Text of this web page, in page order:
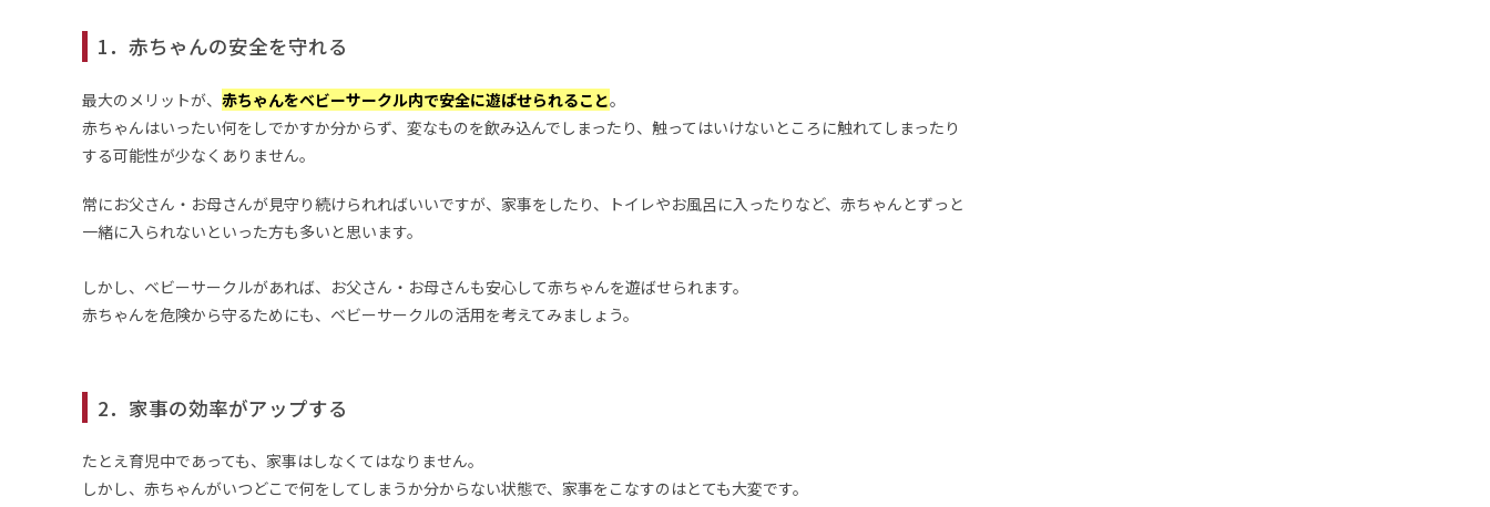
1．赤ちゃんの安全を守れる
最大のメリットが、 赤ちゃんをベビーサークル内で安全に遊ばせられること。
赤ちゃんはいったい何をしでかすか分からず、変なものを飲み込んでしまったり、触ってはいけないところに触れてしまったり
する可能性が少なくありません。
常にお父さん・お母さんが見守り続けられればいいですが、家事をしたり、トイレやお風呂に入ったりなど、赤ちゃんとずっと
一緒に入られないといった方も多いと思います。
しかし、ベビーサークルがあれば、お父さん・お母さんも安心して赤ちゃんを遊ばせられます。
赤ちゃんを危険から守るためにも、ベビーサークルの活用を考えてみましょう。
2．家事の効率がアップする
たとえ育児中であっても、家事はしなくてはなりません。
しかし、赤ちゃんがいつどこで何をしてしまうか分からない状態で、家事をこなすのはとても大変です。